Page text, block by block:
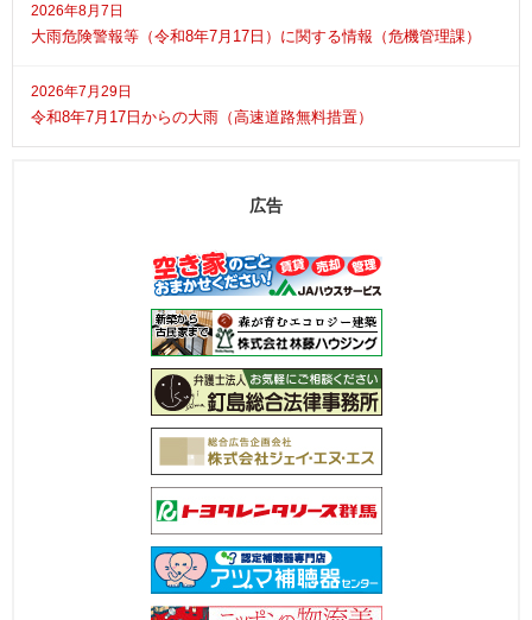
2026年8月7日
大雨危険警報等（令和8年7月17日）に関する情報（危機管理課）
2026年7月29日
令和8年7月17日からの大雨（高速道路無料措置）
広告